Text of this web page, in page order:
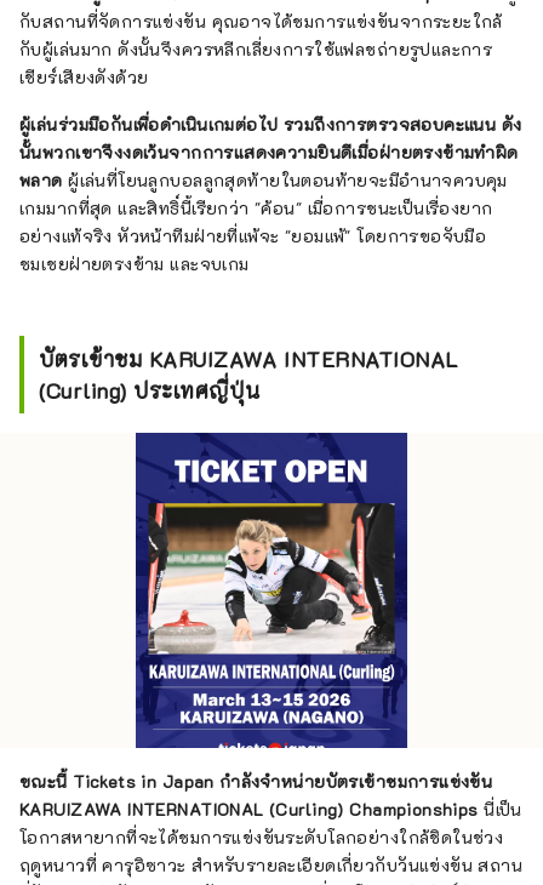
กับสถานที่จัดการแข่งขัน คุณอาจได้ชมการแข่งขันจากระยะใกล้
กับผู้เล่นมาก ดังนั้นจึงควรหลีกเลี่ยงการใช้แฟลชถ่ายรูปและการ
เชียร์เสียงดังด้วย
ผู้เล่นร่วมมือกันเพื่อดำเนินเกมต่อไป รวมถึงการตรวจสอบคะแนน ดัง
นั้นพวกเขาจึงงดเว้นจากการแสดงความยินดีเมื่อฝ่ายตรงข้ามทำผิด
พลาด ผู้เล่นที่โยนลูกบอลลูกสุดท้ายในตอนท้ายจะมีอำนาจควบคุม
เกมมากที่สุด และสิทธิ์นี้เรียกว่า "ค้อน" เมื่อการชนะเป็นเรื่องยาก
อย่างแท้จริง หัวหน้าทีมฝ่ายที่แพ้จะ "ยอมแพ้" โดยการขอจับมือ
ชมเชยฝ่ายตรงข้าม และจบเกม
บัตรเข้าชม KARUIZAWA INTERNATIONAL
(Curling) ประเทศญี่ปุ่น
ขณะนี้ Tickets in Japan กำลังจำหน่ายบัตรเข้าชมการแข่งขัน
KARUIZAWA INTERNATIONAL (Curling) Championships นี่เป็น
โอกาสหายากที่จะได้ชมการแข่งขันระดับโลกอย่างใกล้ชิดในช่วง
ฤดูหนาวที่ คารุอิซาวะ สำหรับรายละเอียดเกี่ยวกับวันแข่งขัน สถาน